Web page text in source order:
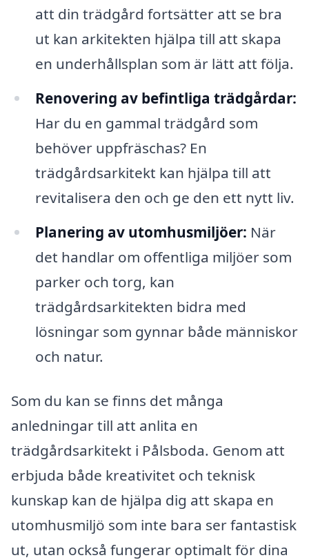
att din trädgård fortsätter att se bra
ut kan arkitekten hjälpa till att skapa
en underhållsplan som är lätt att följa.
Renovering av befintliga trädgårdar:
Har du en gammal trädgård som
behöver uppfräschas? En
trädgårdsarkitekt kan hjälpa till att
revitalisera den och ge den ett nytt liv.
Planering av utomhusmiljöer: När
det handlar om offentliga miljöer som
parker och torg, kan
trädgårdsarkitekten bidra med
lösningar som gynnar både människor
och natur.
Som du kan se finns det många
anledningar till att anlita en
trädgårdsarkitekt i Pålsboda. Genom att
erbjuda både kreativitet och teknisk
kunskap kan de hjälpa dig att skapa en
utomhusmiljö som inte bara ser fantastisk
ut, utan också fungerar optimalt för dina